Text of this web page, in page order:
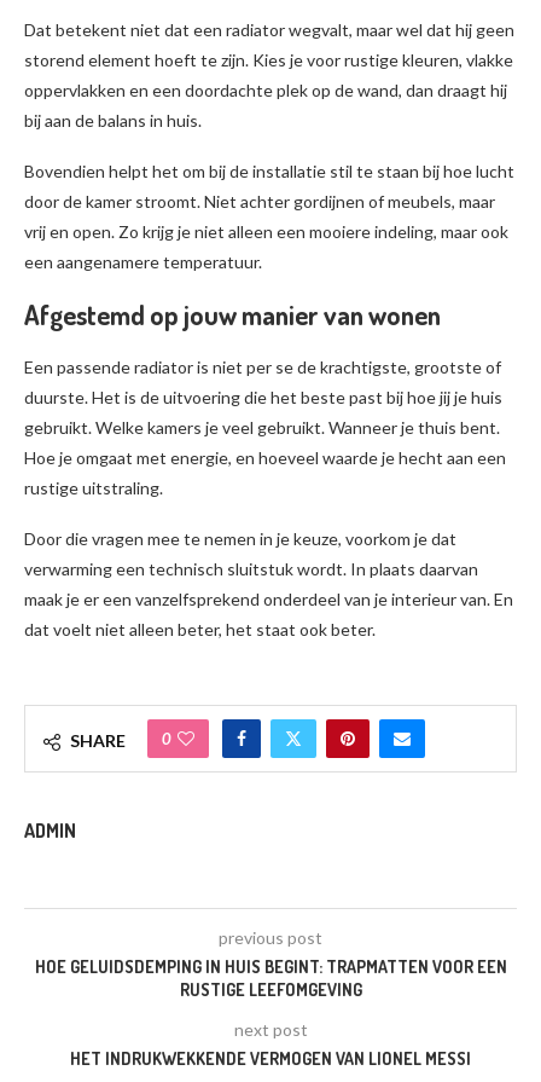
Dat betekent niet dat een radiator wegvalt, maar wel dat hij geen
storend element hoeft te zijn. Kies je voor rustige kleuren, vlakke
oppervlakken en een doordachte plek op de wand, dan draagt hij
bij aan de balans in huis.
Bovendien helpt het om bij de installatie stil te staan bij hoe lucht
door de kamer stroomt. Niet achter gordijnen of meubels, maar
vrij en open. Zo krijg je niet alleen een mooiere indeling, maar ook
een aangenamere temperatuur.
Afgestemd op jouw manier van wonen
Een passende radiator is niet per se de krachtigste, grootste of
duurste. Het is de uitvoering die het beste past bij hoe jij je huis
gebruikt. Welke kamers je veel gebruikt. Wanneer je thuis bent.
Hoe je omgaat met energie, en hoeveel waarde je hecht aan een
rustige uitstraling.
Door die vragen mee te nemen in je keuze, voorkom je dat
verwarming een technisch sluitstuk wordt. In plaats daarvan
maak je er een vanzelfsprekend onderdeel van je interieur van. En
dat voelt niet alleen beter, het staat ook beter.
SHARE 0
ADMIN
previous post
HOE GELUIDSDEMPING IN HUIS BEGINT: TRAPMATTEN VOOR EEN
RUSTIGE LEEFOMGEVING
next post
HET INDRUKWEKKENDE VERMOGEN VAN LIONEL MESSI